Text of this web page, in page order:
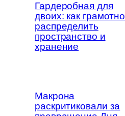
Гардеробная для
двоих: как грамотно
распределить
пространство и
хранение
Макрона
раскритиковали за